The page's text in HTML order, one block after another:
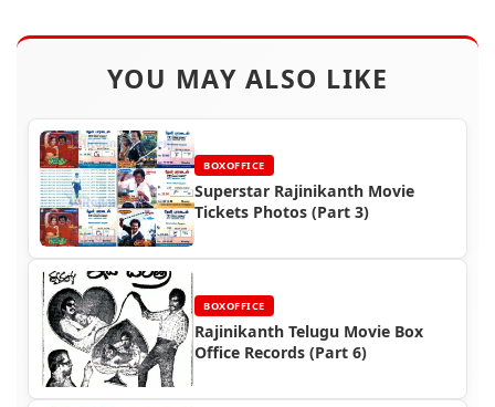
YOU MAY ALSO LIKE
BOXOFFICE
Superstar Rajinikanth Movie
Tickets Photos (Part 3)
BOXOFFICE
Rajinikanth Telugu Movie Box
Office Records (Part 6)